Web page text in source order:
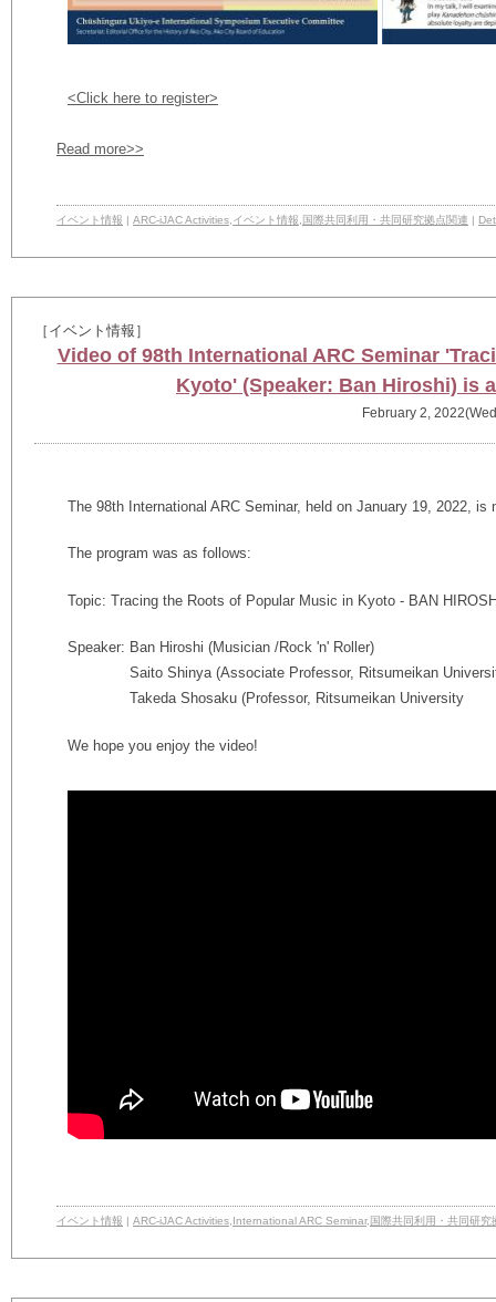
<Click here to register>
Read more>>
イベント情報 | ARC-iJAC Activities,イベント情報, 国際共同利用・共同研究拠点関連 |
［イベント情報］
Video of 98th International ARC Seminar
Kyoto' (Speaker: Ban Hiroshi) is
February 2,
The 98th International ARC Seminar, held on January 19, 2022, is
The program was as follows:
Topic: Tracing the Roots of Popular Music in Kyoto - BAN
Speaker: Ban Hiroshi (Musician /Rock 'n' Roller)
Saito Shinya (Associate Professor, Ritsumeikan
Takeda Shosaku (Professor, Ritsumeikan University
We hope you enjoy the video!
イベント情報 | ARC-iJAC Activities International ARC Seminar, 国際共同利用・共同研究